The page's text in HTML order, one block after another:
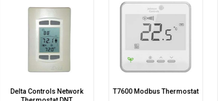
T7600 Modbus Thermostat
RS-1100 Series Room